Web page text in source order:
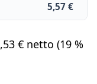
5,57 €
€ netto (19 %